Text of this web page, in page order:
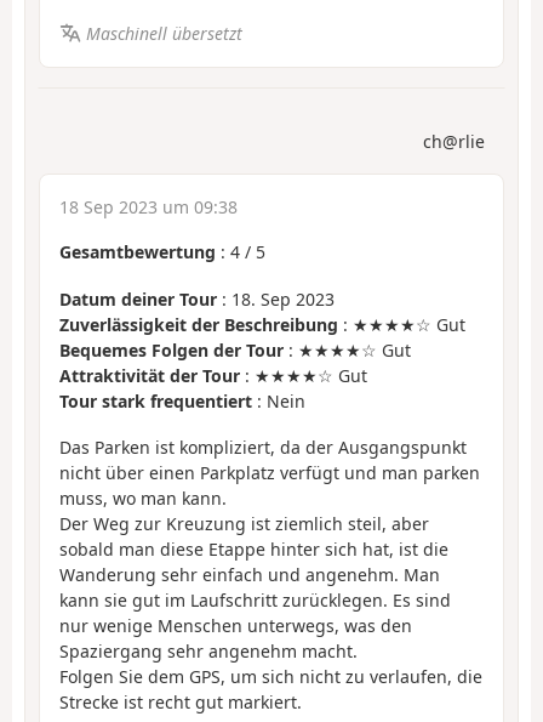
Maschinell übersetzt
ch@rlie
18 Sep 2023 um 09:38
Gesamtbewertung : 4 / 5
Datum deiner Tour : 18. Sep 2023
Zuverlässigkeit der Beschreibung : ★★★★☆ Gut
Bequemes Folgen der Tour : ★★★★☆ Gut
Attraktivität der Tour : ★★★★☆ Gut
Tour stark frequentiert : Nein
Das Parken ist kompliziert, da der Ausgangspunkt
nicht über einen Parkplatz verfügt und man parken
muss, wo man kann.
Der Weg zur Kreuzung ist ziemlich steil, aber
sobald man diese Etappe hinter sich hat, ist die
Wanderung sehr einfach und angenehm. Man
kann sie gut im Laufschritt zurücklegen. Es sind
nur wenige Menschen unterwegs, was den
Spaziergang sehr angenehm macht.
Folgen Sie dem GPS, um sich nicht zu verlaufen, die
Strecke ist recht gut markiert.